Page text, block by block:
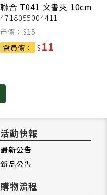
聯合 T041 文書夾 10cm
4718055004411
市價：$15
會員價：
$11
活動快報
最新公告
新品公告
購物流程